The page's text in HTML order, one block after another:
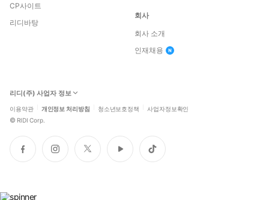
CP사이트
리디바탕
회사
회사 소개
인재채용
리디(주) 사업자 정보
이용약관 개인정보 처리방침 청소년보호정책 사업자정보확인
© RIDI Corp.
페
이
인
스
트
위
유
튜
틱
톡